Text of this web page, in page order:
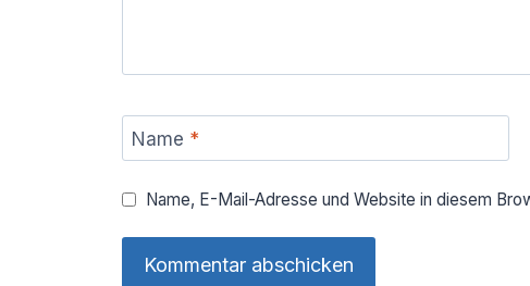
Name *
Name, E-Mail-Adresse und Website in diesem